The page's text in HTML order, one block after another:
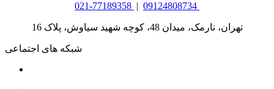
021-77189358 | 09124808734
تهران، نارمک، میدان 48، کوچه شهید سیاوش، پلاک 16
شبکه های اجتماعی